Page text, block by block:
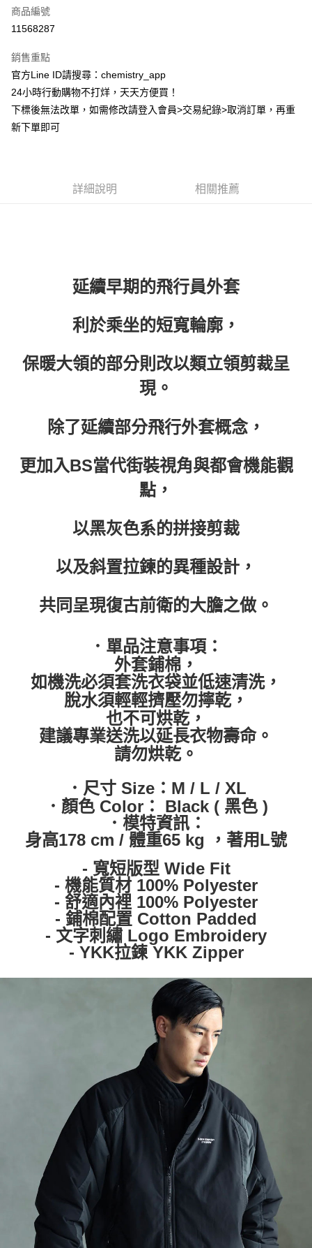
超商取貨付款
Apple Pay
街口支付
悠遊付
每筆NT$60，滿NT$399(含以上)免運費
每筆NT$60，滿NT$399(含以上)免運費
付款後門市自取
商品編號
11568287
銷售重點
官方Line ID請搜尋：chemistry_app
24小時行動購物不打烊，天天方便買！
下標後無法改單，如需修改請登入會員>交易紀錄>取消訂單，再重
新下單即可
詳細說明 相關推薦
延續早期的飛行員外套
利於乘坐的短寬輪廓，
保暖大領的部分則改以類立領剪裁呈
現。
除了延續部分飛行外套概念，
更加入BS當代街裝視角與都會機能觀
點，
以黑灰色系的拼接剪裁
以及斜置拉鍊的異種設計，
共同呈現復古前衛的大膽之做。
．單品注意事項：
外套鋪棉，
如機洗必須套洗衣袋並低速清洗，
脫水須輕輕擠壓勿擰乾，
也不可烘乾，
建議專業送洗以延長衣物壽命。
請勿烘乾。
．尺寸 Size：M / L / XL
．顏色 Color： Black ( 黑色 )
．模特資訊：
身高178 cm / 體重65 kg ，著用L號
- 寬短版型 Wide Fit
- 機能質材 100% Polyester
- 舒適內裡 100% Polyester
- 鋪棉配置 Cotton Padded
- 文字刺繡 Logo Embroidery
- YKK拉鍊 YKK Zipper